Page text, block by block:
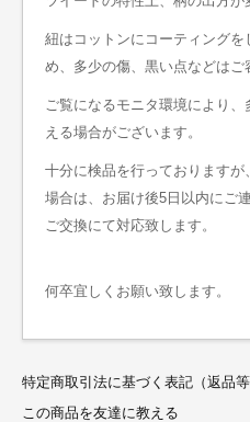
紐はコットンにコーティング
め、多少の傷、黒い点などはご
ご覧になるモニタ環境により
える場合がございます。
十分に検品を行っております
場合は、お届け後5日以内にご
ご交換にて対応致します。
何卒宜しくお願い致します。
特定商取引法に基づく表記（返品等
この商品を友達に教える